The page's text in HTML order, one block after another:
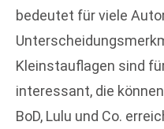
bedeutet für viele
Kleinstauflagen sind
interessant, die
BoD, Lulu und Co.